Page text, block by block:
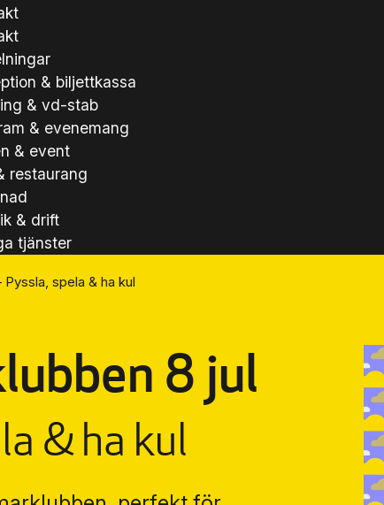
& biljettkassa
& vd-stab
& evenemang
& event
restaurang
& drift
tjänster
spela & ha kul
8 jul
& ha kul